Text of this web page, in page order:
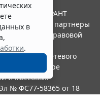
в
.
Система ГАРАНТ
"Гарант" и ее партнеры
ассоциации правовой
в качестве сетевого
в сфере
и массовых
№ ФС77-58365 от 18